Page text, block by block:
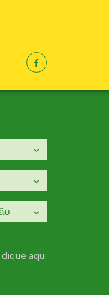
clique aqui